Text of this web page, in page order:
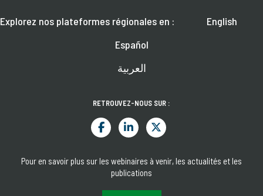
Explorez nos plateformes régionales en :
English
Español
العربية
RETROUVEZ-NOUS SUR :
Pour en savoir plus sur les webinaires à venir, les actualités et les
publications